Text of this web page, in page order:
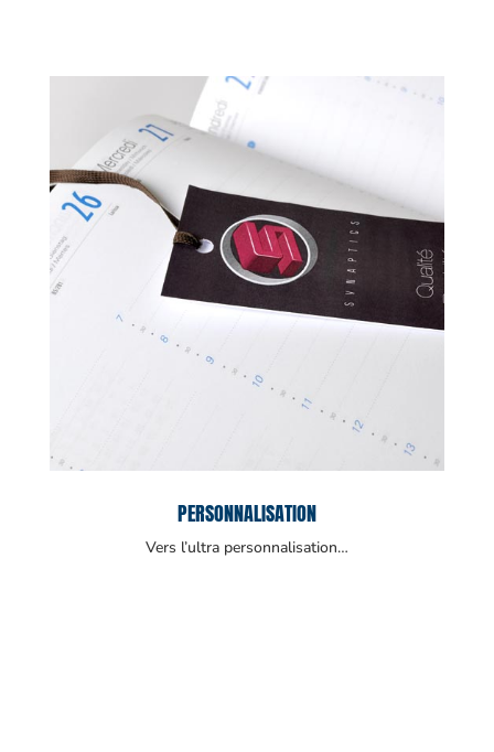
PERSONNALISATION
Vers l’ultra personnalisation…